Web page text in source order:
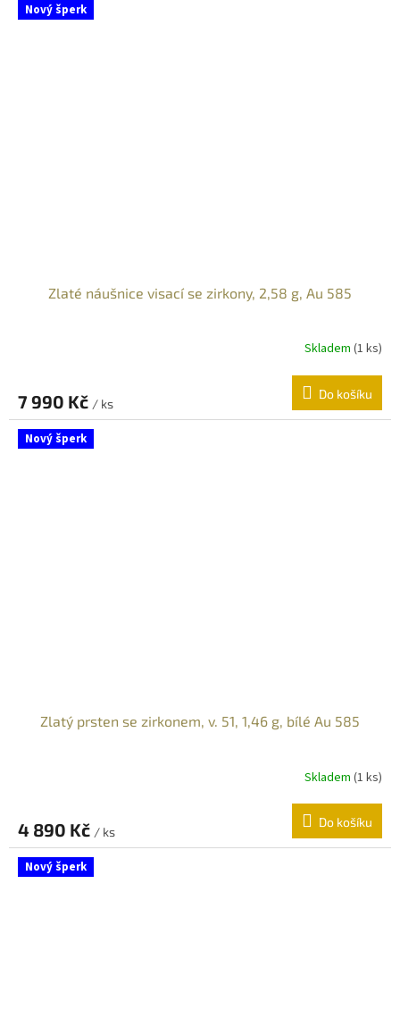
Nový šperk
Zlaté náušnice visací se zirkony, 2,58 g, Au 585
Skladem (1 ks)
7 990 Kč / ks
Do košíku
Nový šperk
Zlatý prsten se zirkonem, v. 51, 1,46 g, bílé Au 585
Skladem (1 ks)
4 890 Kč / ks
Do košíku
Nový šperk